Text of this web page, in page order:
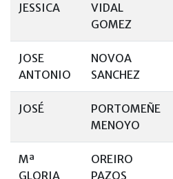
JESSICA
VIDAL
GOMEZ
JOSE
ANTONIO
NOVOA
SANCHEZ
JOSÉ
PORTOMEÑE
MENOYO
Mª
GLORIA
OREIRO
PAZOS